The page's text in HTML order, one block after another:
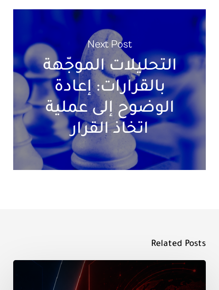
Next Post
التحليلات الموجّهة
بالقرارات: إعادة
الوضوح إلى عملية
اتخاذ القرار
Related Posts
مقابل